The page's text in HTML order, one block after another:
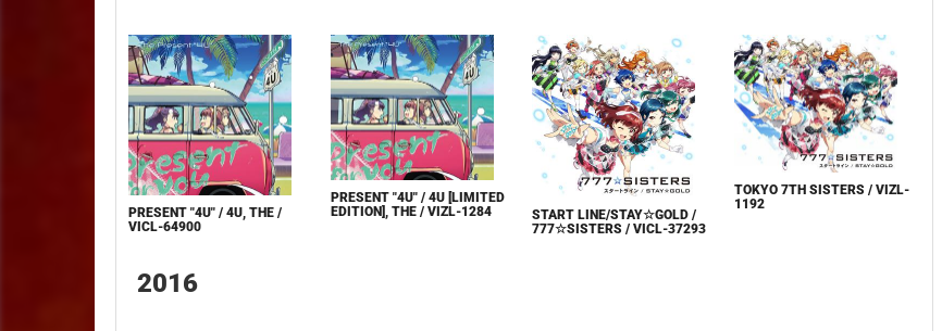
PRESENT "4U" / 4U, THE /
VICL-64900
PRESENT "4U" / 4U [LIMITED
EDITION], THE / VIZL-1284
START LINE/STAY☆GOLD​ /
777☆SISTERS / VICL-37293
TOKYO 7TH SISTERS / VIZL-
1192
2016